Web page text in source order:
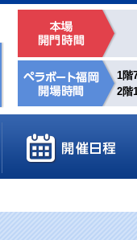
1階
2階